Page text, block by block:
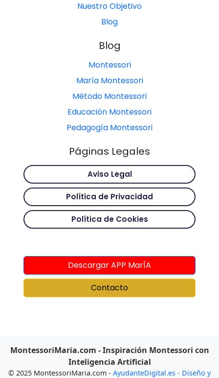
Nuestro Objetivo
Blog
Blog
Montessori
María Montessori
Método Montessori
Educación Montessori
Pedagogía Montessori
Páginas Legales
Aviso Legal
Política de Privacidad
Política de Cookies
Descargar APP MarÍA
Contacto
MontessoriMaria.com - Inspiración Montessori con
Inteligencia Artificial
© 2025 MontessoriMaria.com - AyudanteDigital.es - Diseño y